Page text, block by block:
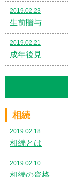
2019.02.23
生前贈与
2019.02.21
成年後見
相続
2019.02.18
相続とは
2019.02.10